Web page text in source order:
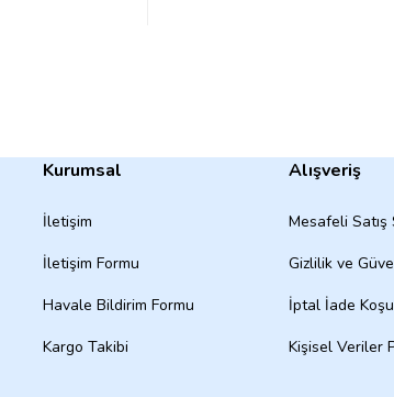
Kurumsal
İletişim
İletişim Formu
Havale Bildirim Formu
Kargo Takibi
Alışveriş
Mesafeli Satış
Gizlilik ve
İptal İade
Kişisel Veriler